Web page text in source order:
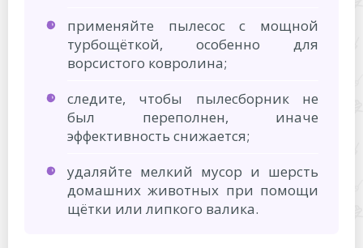
применяйте пылесос с мощной
турбощёткой, особенно для
ворсистого ковролина;
следите, чтобы пылесборник не
был переполнен, иначе
эффективность снижается;
удаляйте мелкий мусор и шерсть
домашних животных при помощи
щётки или липкого валика.